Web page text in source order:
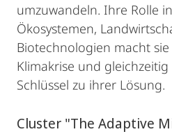
umzuwandeln. Ihre Rolle
Ökosystemen,
Biotechnologien macht
Klimakrise und
Schlüssel zu ihrer Lösung.
Cluster "The Adaptive